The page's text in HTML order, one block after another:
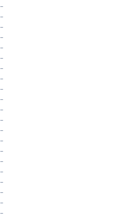
-
-
-
-
-
-
-
-
-
-
-
-
-
-
-
-
-
-
-
-
-